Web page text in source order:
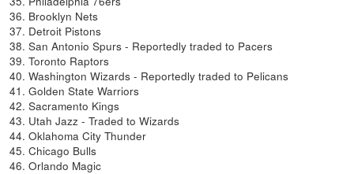
36. Brooklyn Nets
37. Detroit Pistons
38. San Antonio Spurs - Reportedly traded to Pacers
39. Toronto Raptors
40. Washington Wizards - Reportedly traded to Pelicans
41. Golden State Warriors
42. Sacramento Kings
43. Utah Jazz - Traded to Wizards
44. Oklahoma City Thunder
45. Chicago Bulls
46. Orlando Magic